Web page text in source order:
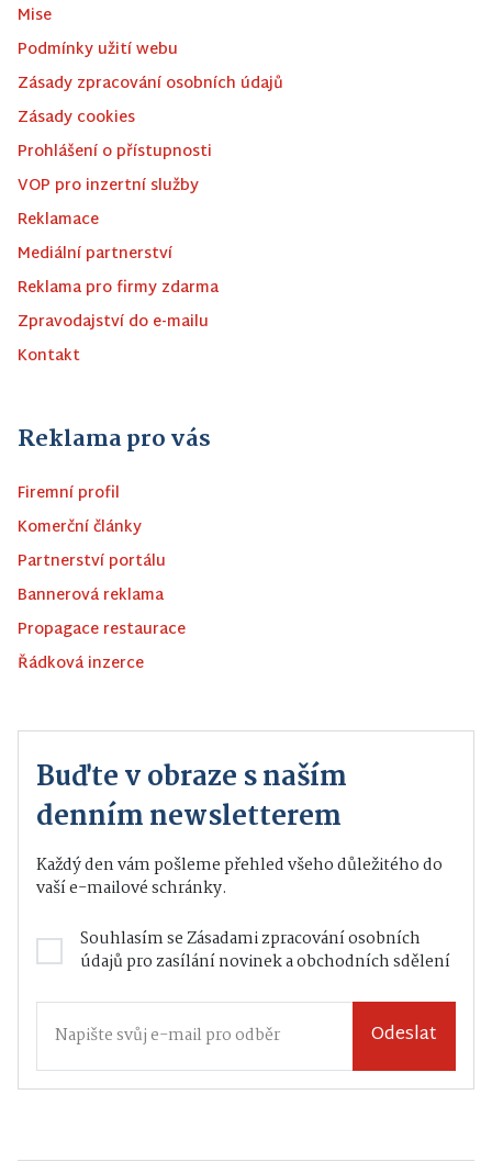
Mise
Podmínky užití webu
Zásady zpracování osobních údajů
Zásady cookies
Prohlášení o přístupnosti
VOP pro inzertní služby
Reklamace
Mediální partnerství
Reklama pro firmy zdarma
Zpravodajství do e-mailu
Kontakt
Reklama pro vás
Firemní profil
Komerční články
Partnerství portálu
Bannerová reklama
Propagace restaurace
Řádková inzerce
Buďte v obraze s naším
denním newsletterem
Každý den vám pošleme přehled všeho důležitého do
vaší e-mailové schránky.
Souhlasím seZásadami zpracování osobních
údajůpro zasílání novinek a obchodních sdělení
Odeslat